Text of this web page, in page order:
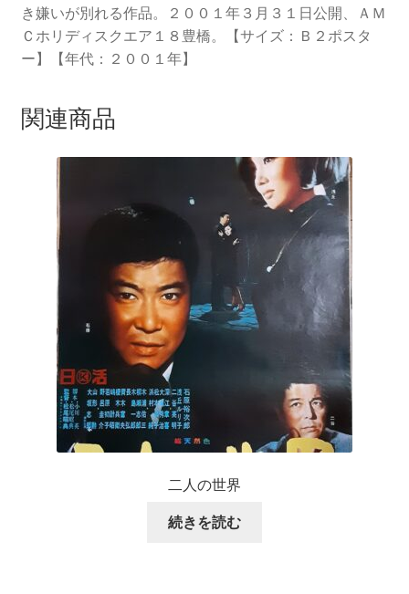
き嫌いが別れる作品。２００１年３月３１日公開、ＡＭ
Ｃホリディスクエア１８豊橋。【サイズ：Ｂ２ポスタ
ー】【年代：２００１年】
関連商品
二人の世界
続きを読む